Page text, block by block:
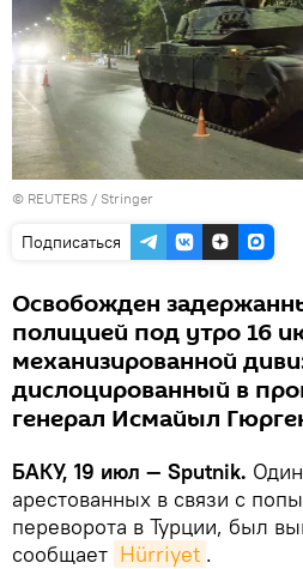
© REUTERS / Stringer
Подписаться
Освобожден
полицией под утро 16
механизированной
дислоцированный в
генерал Исмайыл
БАКУ, 19 июл — Sputnik.
арестованных в связи с
переворота в Турции, был
сообщает Hürriyet .